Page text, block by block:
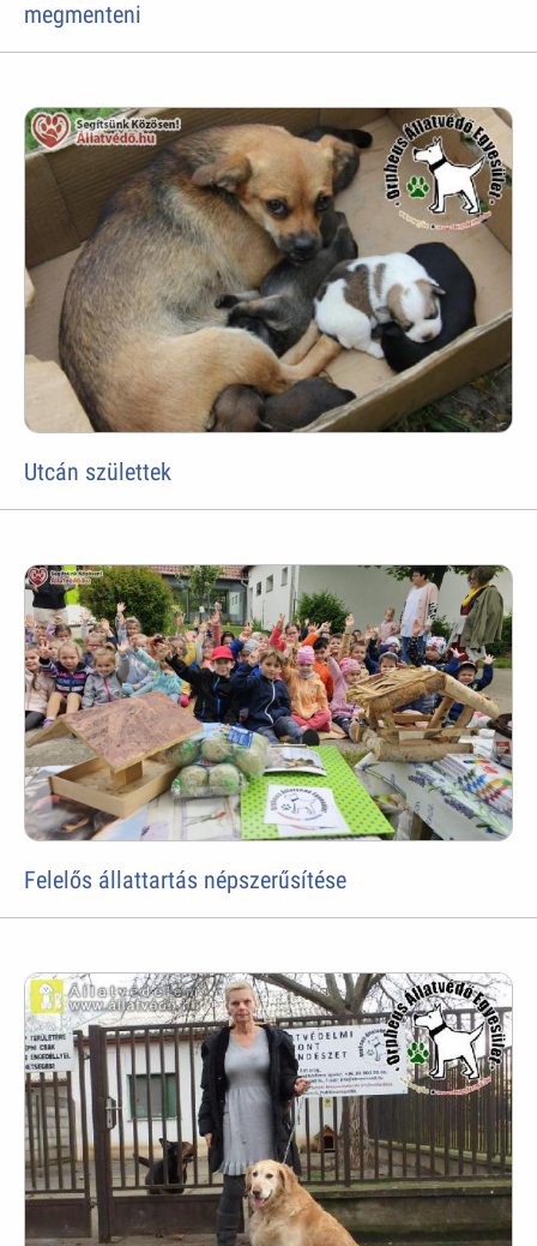
megmenteni
Utcán születtek
Felelős állattartás népszerűsítése